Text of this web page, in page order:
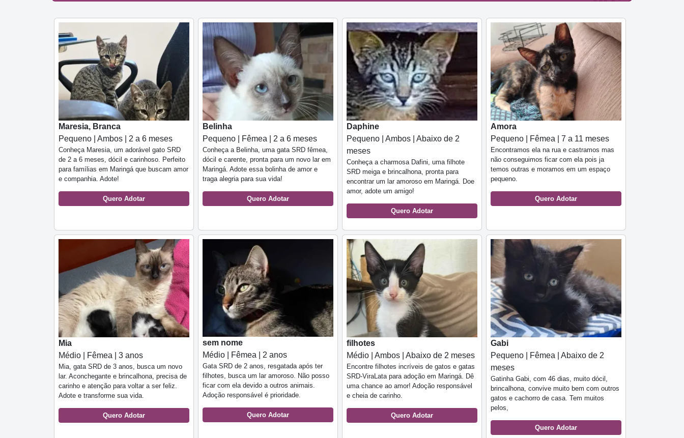
Maresia, Branca
Pequeno | Ambos | 2 a 6 meses
Conheça Maresia, um adorável gato SRD
de 2 a 6 meses, dócil e carinhoso. Perfeito
para famílias em Maringá que buscam amor
e companhia. Adote!
Quero Adotar
Belinha
Pequeno | Fêmea | 2 a 6 meses
Conheça a Belinha, uma gata SRD fêmea,
dócil e carente, pronta para um novo lar em
Maringá. Adote essa bolinha de amor e
traga alegria para sua vida!
Quero Adotar
Daphine
Pequeno | Ambos | Abaixo de 2
meses
Conheça a charmosa Dafini, uma filhote
SRD meiga e brincalhona, pronta para
encontrar um lar amoroso em Maringá. Doe
amor, adote um amigo!
Quero Adotar
Amora
Pequeno | Fêmea | 7 a 11 meses
Encontramos ela na rua e castramos mas
não conseguimos ficar com ela pois ja
temos outras e moramos em um espaço
pequeno.
Quero Adotar
Mia
Médio | Fêmea | 3 anos
Mia, gata SRD de 3 anos, busca um novo
lar. Aconchegante e brincalhona, precisa de
carinho e atenção para voltar a ser feliz.
Adote e transforme sua vida.
Quero Adotar
sem nome
Médio | Fêmea | 2 anos
Gata SRD de 2 anos, resgatada após ter
filhotes, busca um lar amoroso. Não posso
ficar com ela devido a outros animais.
Adoção responsável é prioridade.
Quero Adotar
filhotes
Médio | Ambos | Abaixo de 2 meses
Encontre filhotes incríveis de gatos e gatas
SRD-ViraLata para adoção em Maringá. Dê
uma chance ao amor! Adoção responsável
e cheia de carinho.
Quero Adotar
Gabi
Pequeno | Fêmea | Abaixo de 2
meses
Gatinha Gabi, com 46 dias, muito dócil,
brincalhona, convive muito bem com outros
gatos e cachorro de casa. Tem muitos
pelos,
Quero Adotar